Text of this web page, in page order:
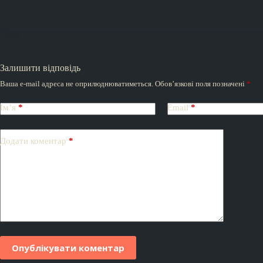
Залишити відповідь
Ваша e-mail адреса не оприлюднюватиметься. Обов’язкові поля позначені *
Ім’я * Email *
Додати коментар *
Опублікувати коментар